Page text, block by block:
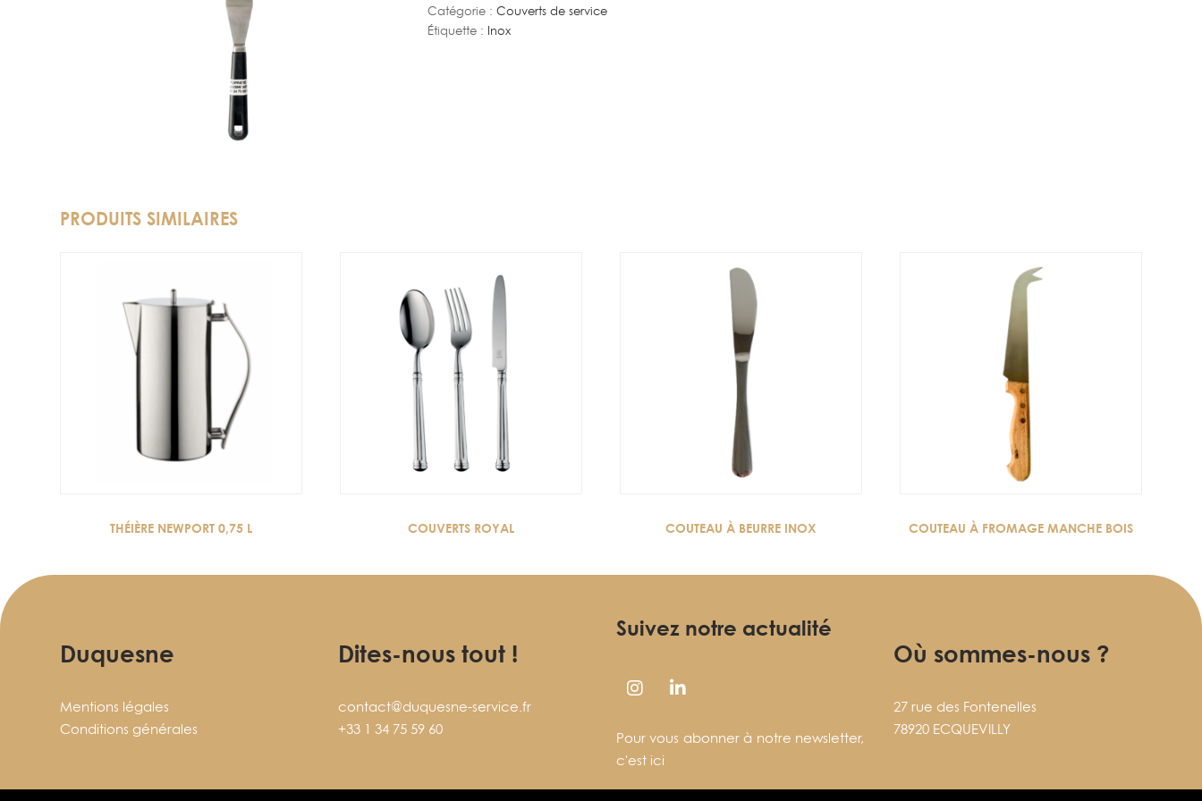
Catégorie :Couverts de service
Étiquette : Inox
PRODUITS SIMILAIRES
THÉIÈRE NEWPORT 0,75 L COUVERTS ROYAL COUTEAU À BEURRE INOX COUTEAU À FROMAGE MANCHE BOIS
Duquesne
Mentions légales
Conditions générales
Dites-nous tout !
contact@duquesne-service.fr
+33 1 34 75 59 60
Suivez notre actualité
Pour vous abonner à notre newsletter,
c'est ici
Où sommes-nous ?
27 rue des Fontenelles
78920 ECQUEVILLY